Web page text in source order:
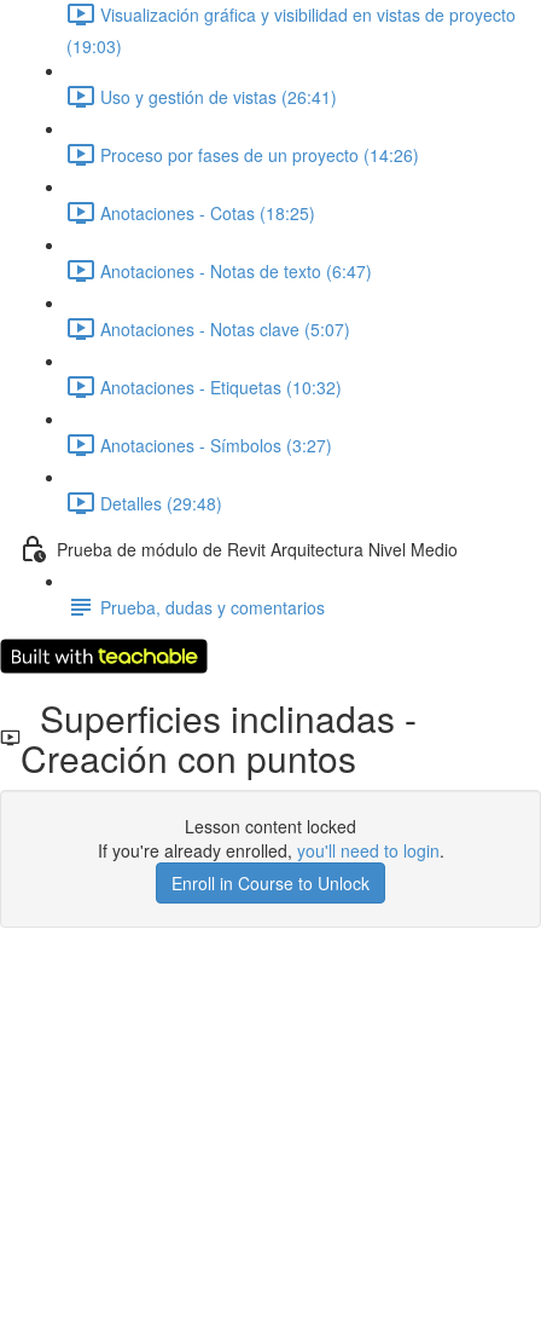
Visualización gráfica y visibilidad en vistas de proyecto
(19:03)
Uso y gestión de vistas (26:41)
Proceso por fases de un proyecto (14:26)
Anotaciones - Cotas (18:25)
Anotaciones - Notas de texto (6:47)
Anotaciones - Notas clave (5:07)
Anotaciones - Etiquetas (10:32)
Anotaciones - Símbolos (3:27)
Detalles (29:48)
Prueba de módulo de Revit Arquitectura Nivel Medio
Prueba, dudas y comentarios
Superficies inclinadas -
Creación con puntos
Lesson content locked
If you're already enrolled, you'll need to login.
Enroll in Course to Unlock